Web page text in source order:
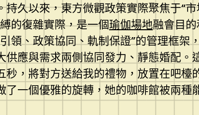
持久以來，東方微觀政策實際聚焦于“
的復雜實際，是一個瑜伽場地融會目
領、政策協同、軌制保證”的管理框
供應與需求兩側協同發力、靜態婚配
秒，將對方送給我的禮物，放置在吧
了一個優雅的旋轉，她的咖啡館被兩種